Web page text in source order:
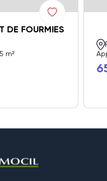
DE FOURMIES
m²